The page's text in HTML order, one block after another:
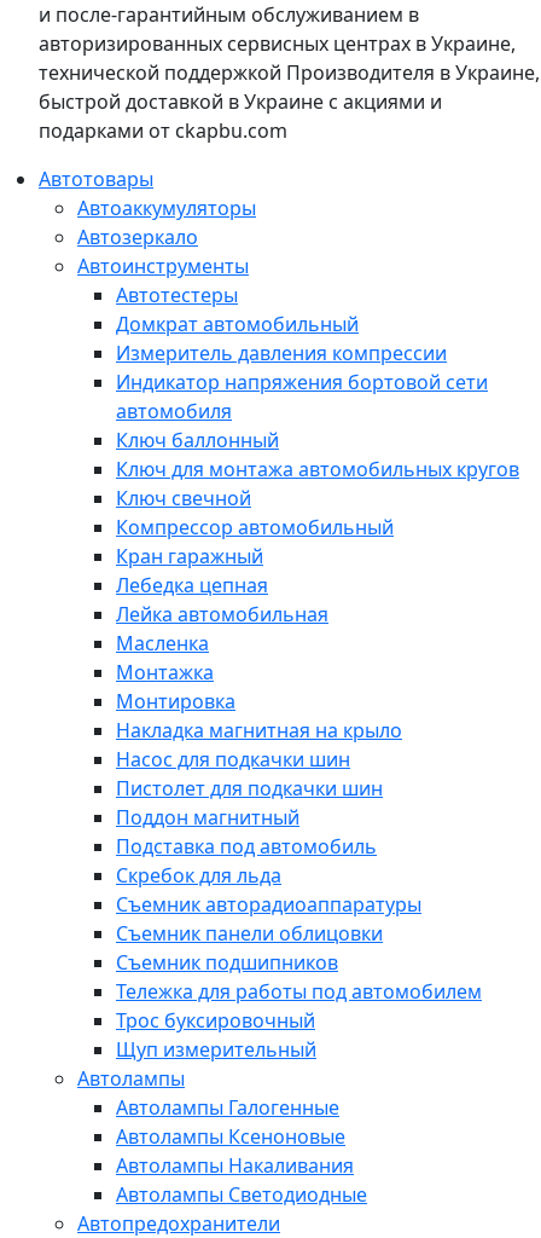
и после-гарантийным обслуживанием в
авторизированных сервисных центрах в Украине,
технической поддержкой Производителя в Украине,
быстрой доставкой в Украине с акциями и
подарками от ckapbu.com
Автотовары
Автоаккумуляторы
Автозеркало
Автоинструменты
Автотестеры
Домкрат автомобильный
Измеритель давления компрессии
Индикатор напряжения бортовой сети
автомобиля
Ключ баллонный
Ключ для монтажа автомобильных кругов
Ключ свечной
Компрессор автомобильный
Кран гаражный
Лебедка цепная
Лейка автомобильная
Масленка
Монтажка
Монтировка
Накладка магнитная на крыло
Насос для подкачки шин
Пистолет для подкачки шин
Поддон магнитный
Подставка под автомобиль
Скребок для льда
Съемник авторадиоаппаратуры
Съемник панели облицовки
Съемник подшипников
Тележка для работы под автомобилем
Трос буксировочный
Щуп измерительный
Автолампы
Автолампы Галогенные
Автолампы Ксеноновые
Автолампы Накаливания
Автолампы Светодиодные
Автопредохранители